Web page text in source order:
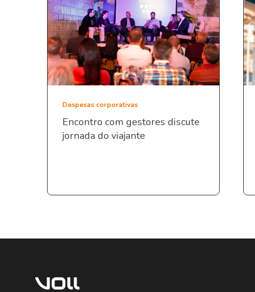
Despesas corporativas
Encontro com gestores discute
jornada do viajante